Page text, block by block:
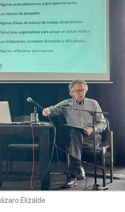
Lázaro Elizalde